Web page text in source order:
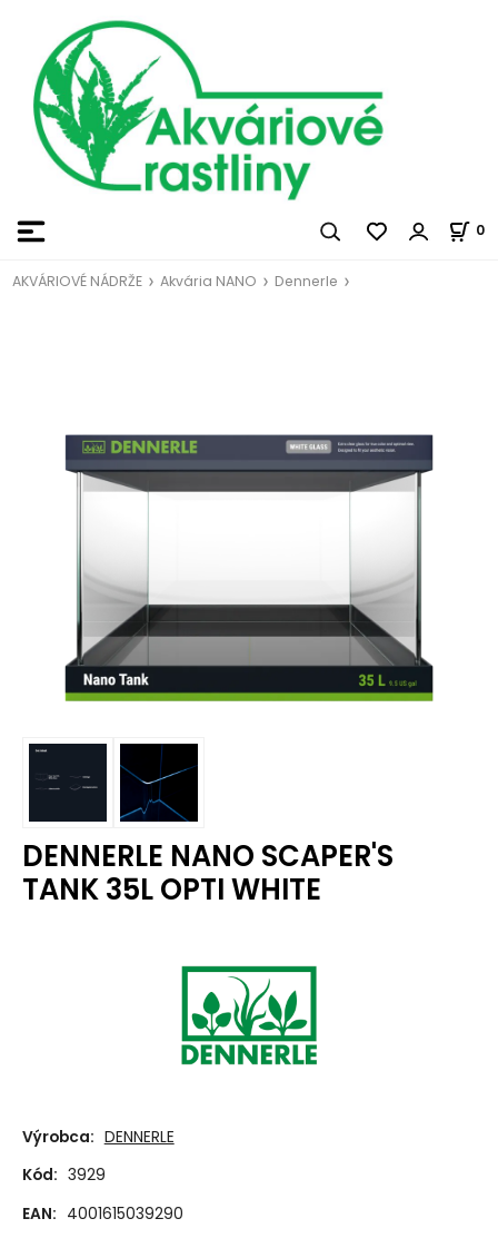
0
AKVÁRIOVÉ NÁDRŽE Akvária NANO Dennerle
DENNERLE NANO SCAPER'S
TANK 35L OPTI WHITE
Výrobca: DENNERLE
Kód: 3929
EAN: 4001615039290